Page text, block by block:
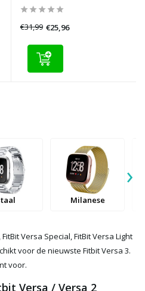
€31,99 €25,96
Milanese
›
Versa Special, FitBit Versa Light
voor de nieuwste Fitbit Versa 3.
voor.
Versa / Versa 2